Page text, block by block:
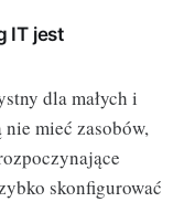
IT jest
dla małych i
mieć zasobów,
skonfigurować